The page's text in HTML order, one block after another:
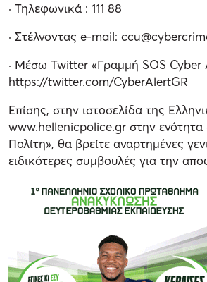
· Τηλεφωνικά : 111 88
· Στέλνοντας e-mail:
· Μέσω Twitter «Γραμμή SOS Cyber
https://twitter.com/CyberAlertGR
Επίσης, στην ιστοσελίδα της
www.hellenicpolice.gr στην
Πολίτη», θα βρείτε αναρτημένες
ειδικότερες συμβουλές για την